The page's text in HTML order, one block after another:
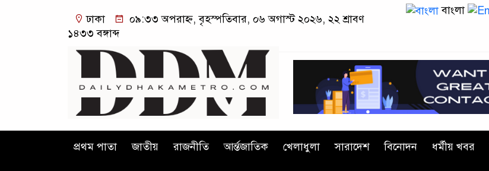
ঢাকা
০৯:৩৩ অপরাহ্ন, বৃহস্পতিবার, ০৬ অগাস্ট ২০২৬, ২২ শ্রাবণ
১৪৩৩ বঙ্গাব্দ
বাংলা
প্রথম পাতা জাতীয় রাজনীতি আর্ন্তজাতিক খেলাধুলা সারাদেশ বিনোদন ধর্মীয় খবর